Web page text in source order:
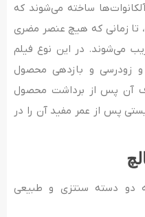
ساخته می‌شوند که
تا زمانی که هیچ عنصر مضری
می‌شوند. در این نوع فیلم
زودرسی و بازدهی محصول
آن پس از برداشت محصول
پس از عمر مفید آن را در
دو دسته سنتزی و طبیعی